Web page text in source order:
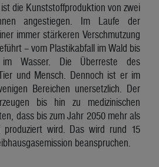
die Kunststoffproduktion von zwei
angestiegen. Im Laufe der
immer stärkeren Verschmutzung
– vom Plastikabfall im Wald bis
Wasser. Die Überreste des
und Mensch. Dennoch ist er im
Bereichen unersetzlich. Der
bis hin zu medizinischen
dass bis zum Jahr 2050 mehr als
produziert wird. Das wird rund 15
beanspruchen.